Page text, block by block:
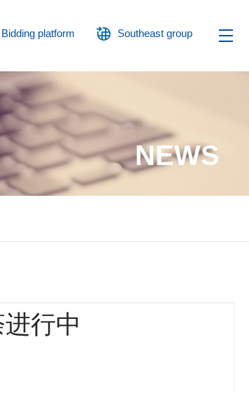
Bidding platform Southeast group
NEWS
行中